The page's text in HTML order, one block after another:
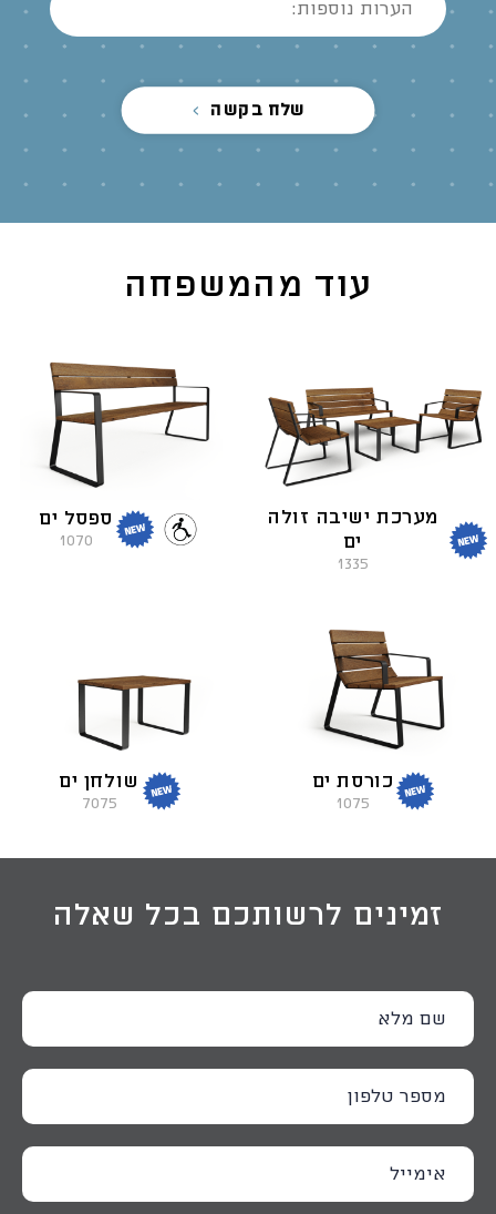
שלח בקשה
עוד מהמשפחה
מערכת ישיבה זולה
ים
1335
ספסל ים
1070
כורסת ים
1075
שולחן ים
7075
זמינים לרשותכם בכל שאלה